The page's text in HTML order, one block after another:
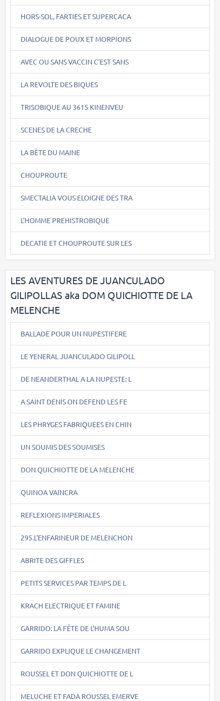
HORS-SOL, FARTIES ET SUPERCACA
DIALOGUE DE POUX ET MORPIONS
AVEC OU SANS VACCIN C'EST SANS
LA REVOLTE DES BIQUES
TRISOBIQUE AU 3615 KINENVEU
SCENES DE LA CRECHE
LA BÊTE DU MAINE
CHOUPROUTE
SMECTALIA VOUS ELOIGNE DES TRA
L'HOMME PREHISTROBIQUE
DECATIE ET CHOUPROUTE SUR LES
LES AVENTURES DE JUANCULADO
GILIPOLLAS aka DOM QUICHIOTTE DE LA
MELENCHE
BALLADE POUR UN NUPESTIFERE
LE YENERAL JUANCULADO GILIPOLL
DE NEANDERTHAL A LA NUPESTE: L
A SAINT DENIS ON DEFEND LES FE
LES PHRYGES FABRIQUEES EN CHIN
UN SOUMIS DES SOUMISES
DON QUICHIOTTE DE LA MELENCHE
QUINOA VAINCRA
REFLEXIONS IMPERIALES
295.L'ENFARINEUR DE MELENCHON
ABRITE DES GIFFLES
PETITS SERVICES PAR TEMPS DE L
KRACH ELECTRIQUE ET FAMINE
GARRIDO: LA FÊTE DE L'HUMA SOU
GARRIDO EXPLIQUE LE CHANGEMENT
ROUSSEL ET DON QUICHIOTTE DE L
MELUCHE ET FADA ROUSSEL EMERVE